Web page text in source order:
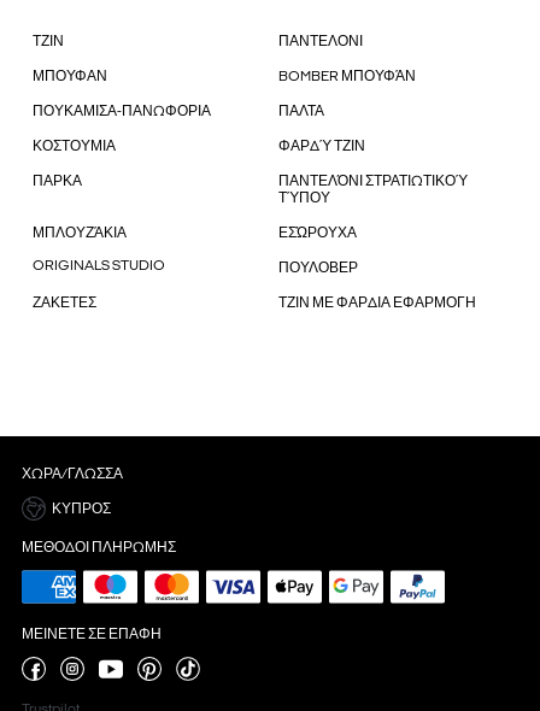
ΤΖΙΝ ΠΑΝΤΕΛΟΝΙ
ΜΠΟΥΦΑΝ BOMBER ΜΠΟΥΦΆΝ
ΠΟΥΚΑΜΙΣΑ-ΠΑΝΩΦΟΡΙΑ ΠΑΛΤΑ
ΚΟΣΤΟΥΜΙΑ ΦΑΡΔΎ ΤΖΙΝ
ΠΑΡΚΑ
ΠΑΝΤΕΛΌΝΙ ΣΤΡΑΤΙΩΤΙΚΟΎ
ΤΎΠΟΥ
ΜΠΛΟΥΖΆΚΙΑ ΕΣΏΡΟΥΧΑ
ORIGINALS STUDIO ΠΟΥΛΟΒΕΡ
ΖΑΚΕΤΕΣ ΤΖΙΝ ΜΕ ΦΑΡΔΙΑ ΕΦΑΡΜΟΓΗ
ΧΏΡΑ/ΓΛΏΣΣΑ
ΚΎΠΡΟΣ
ΜΈΘΟΔΟΙ ΠΛΗΡΩΜΉΣ
ΜΕΊΝΕΤΕ ΣΕ ΕΠΑΦΉ